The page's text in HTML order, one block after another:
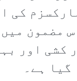
کی
مضمون
کشی اور
گیا ہے۔